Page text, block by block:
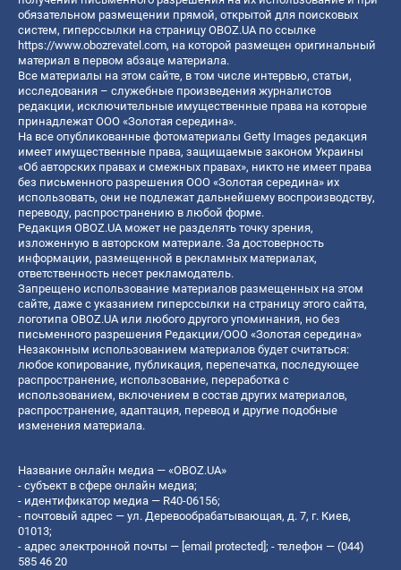
обязательном размещении прямой, открытой для поисковых
систем, гиперссылки на страницу OBOZ.UA по ссылке
https://www.obozrevatel.com, на которой размещен оригинальный
материал в первом абзаце материала.
Все материалы на этом сайте, в том числе интервью, статьи,
исследования – служебные произведения журналистов
редакции, исключительные имущественные права на которые
принадлежат ООО «Золотая середина».
На все опубликованные фотоматериалы Getty Images редакция
имеет имущественные права, защищаемые законом Украины
«Об авторских правах и смежных правах», никто не имеет права
без письменного разрешения ООО «Золотая середина» их
использовать, они не подлежат дальнейшему воспроизводству,
переводу, распространению в любой форме.
Редакция OBOZ.UA может не разделять точку зрения,
изложенную в авторском материале. За достоверность
информации, размещенной в рекламных материалах,
ответственность несет рекламодатель.
Запрещено использование материалов размещенных на этом
сайте, даже с указанием гиперссылки на страницу этого сайта,
логотипа OBOZ.UA или любого другого упоминания, но без
письменного разрешения Редакции/ООО «Золотая середина»
Незаконным использованием материалов будет считаться:
любое копирование, публикация, перепечатка, последующее
распространение, использование, переработка с
использованием, включением в состав других материалов,
распространение, адаптация, перевод и другие подобные
изменения материала.
Название онлайн медиа — «OBOZ.UA»
- субъект в сфере онлайн медиа;
- идентификатор медиа — R40-06156;
- почтовый адрес — ул. Деревообрабатывающая, д. 7, г. Киев,
01013;
- адрес электронной почты — [email protected]; - телефон — (044)
585 46 20